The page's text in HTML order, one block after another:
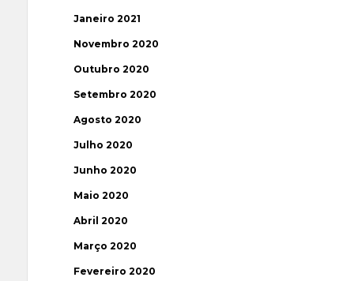
Janeiro 2021
Novembro 2020
Outubro 2020
Setembro 2020
Agosto 2020
Julho 2020
Junho 2020
Maio 2020
Abril 2020
Março 2020
Fevereiro 2020